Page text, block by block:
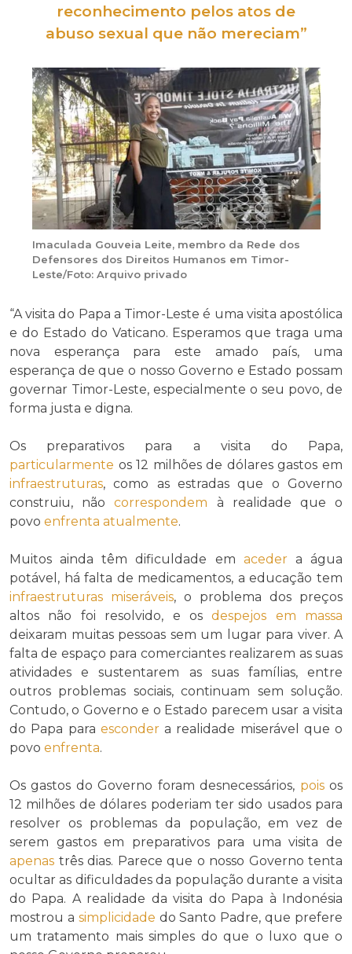
reconhecimento pelos atos de
abuso sexual que não mereciam”
Imaculada Gouveia Leite, membro da Rede dos
Defensores dos Direitos Humanos em Timor-
Leste/Foto: Arquivo privado
“A visita do Papa a Timor-Leste é uma visita apostólica
e do Estado do Vaticano. Esperamos que traga uma
nova esperança para este amado país, uma
esperança de que o nosso Governo e Estado possam
governar Timor-Leste, especialmente o seu povo, de
forma justa e digna.
Os preparativos para a visita do Papa,
particularmente os 12 milhões de dólares gastos em
infraestruturas, como as estradas que o Governo
construiu, nãocorrespondem à realidade que o
povo enfrenta atualmente.
Muitos ainda têm dificuldade em acedera água
potável, há falta de medicamentos, a educação tem
infraestruturas miseráveis, o problema dos preços
altos não foi resolvido, e osdespejos
em massa
deixaram muitas pessoas sem um lugar para viver. A
falta de espaço para comerciantes realizarem as suas
atividades e sustentarem as suas famílias, entre
outros problemas sociais, continuam sem solução.
Contudo, o Governo e o Estado parecem usar a visita
do Papa para escondera realidade miserável que o
povo enfrenta.
Os gastos do Governo foram desnecessários, poisos
12 milhões de dólares poderiam ter sido usados para
resolver os problemas da população, em vez de
serem gastos em preparativos para uma visita de
apenas três dias. Parece que o nosso Governo tenta
ocultar as dificuldades da população durante a visita
do Papa. A realidade da visita do Papa à Indonésia
mostrou a simplicidade do Santo Padre, que prefere
um tratamento mais simples do que o luxo que o